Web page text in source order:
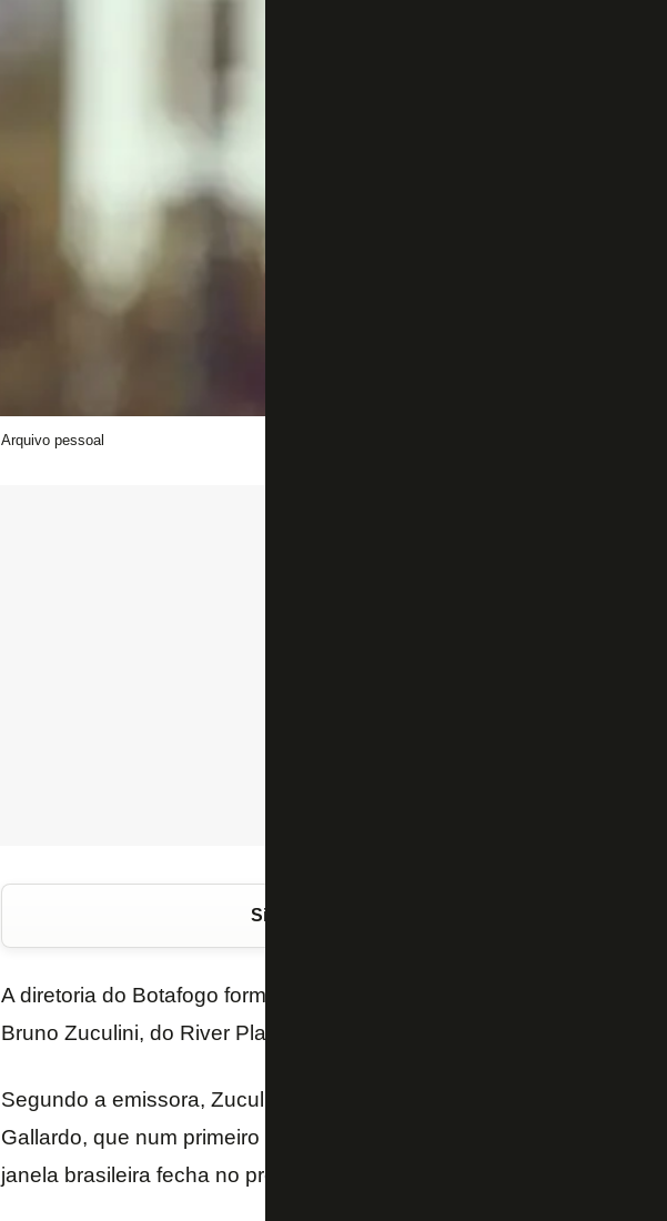
Arquivo pessoal
Siga o FogãoNET
A diretoria do Botafogo formalizou uma proposta por empréstimo
Bruno Zuculini, do River Plate. A informação é do canal TNT Sports,
Segundo a emissora, Zuculini irá levar a proposta ao técnico do
Gallardo, que num primeiro momento não estaria disposto a liberar
janela brasileira fecha no próximo dia 9.